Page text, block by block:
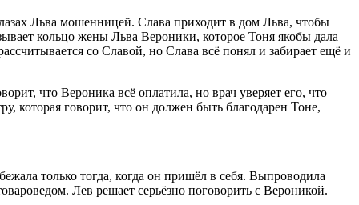
Льва мошенницей. Слава приходит в дом Льва, чтобы
кольцо жены Льва Вероники, которое Тоня якобы дала
со Славой, но Слава всё понял и забирает ещё и
что Вероника всё оплатила, но врач уверяет его, что
которая говорит, что он должен быть благодарен Тоне,
только тогда, когда он пришёл в себя. Выпроводила
Лев решает серьёзно поговорить с Вероникой.